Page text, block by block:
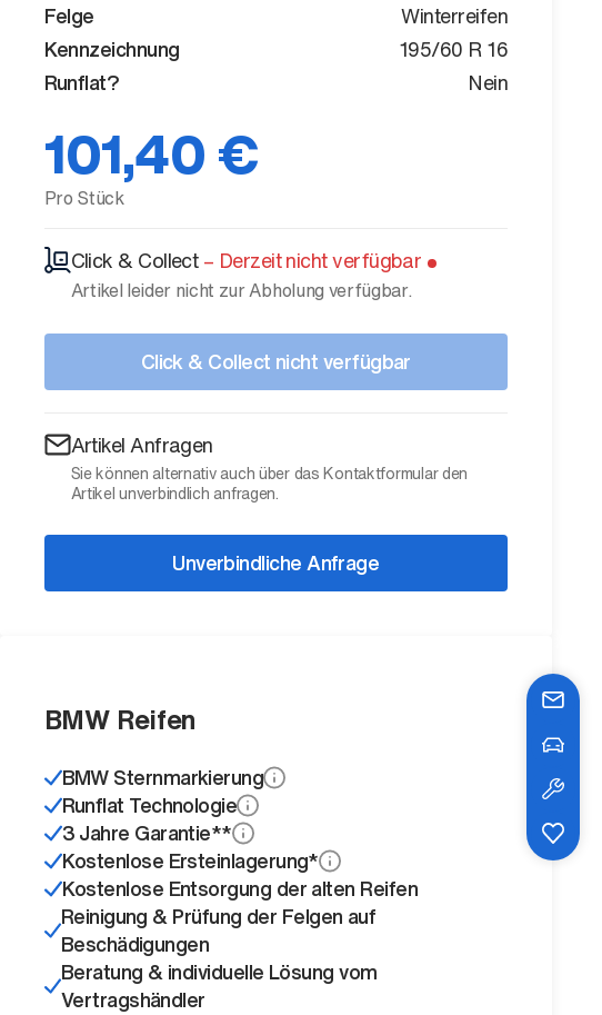
Felge
Winterreifen
Kennzeichnung
195/60 R 16
Runflat?
Nein
101,40 €
Pro Stück
Click & Collect– Derzeit nicht verfügbar
Artikel leider nicht zur Abholung verfügbar.
Click & Collect nicht verfügbar
Artikel Anfragen
Sie können alternativ auch über das Kontaktformular den
Artikel unverbindlich anfragen.
Unverbindliche Anfrage
BMW Reifen
BMW Sternmarkierung
Runflat Technologie
3 Jahre Garantie**
Kostenlose Ersteinlagerung*
Kostenlose Entsorgung der alten Reifen
Reinigung & Prüfung der Felgen auf
Beschädigungen
Beratung & individuelle Lösung vom
Vertragshändler